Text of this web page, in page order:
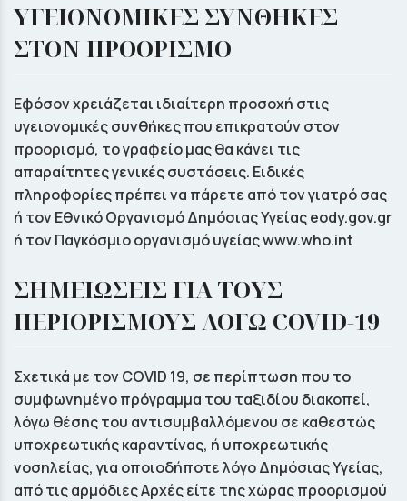
ΥΓΕΙΟΝΟΜΙΚΕΣ ΣΥΝΘΗΚΕΣ
ΣΤΟΝ ΠΡΟΟΡΙΣΜΟ
Εφόσον χρειάζεται ιδιαίτερη προσοχή στις
υγειονομικές συνθήκες που επικρατούν στον
προορισμό, το γραφείο μας θα κάνει τις
απαραίτητες γενικές συστάσεις. Ειδικές
πληροφορίες πρέπει να πάρετε από τον γιατρό σας
ή τον Εθνικό Οργανισμό Δημόσιας Υγείας eody.gov.gr
ή τον Παγκόσμιο οργανισμό υγείας www.who.int
ΣΗΜΕΙΩΣΕΙΣ ΓΙΑ ΤΟYΣ
ΠΕΡΙΟΡΙΣΜΟΥΣ ΛΟΓΩ COVID-19
Σχετικά με τον COVID 19, σε περίπτωση που το
συμφωνημένο πρόγραμμα του ταξιδίου διακοπεί,
λόγω θέσης του αντισυμβαλλόμενου σε καθεστώς
υποχρεωτικής καραντίνας, ή υποχρεωτικής
νοσηλείας, για οποιοδήποτε λόγο Δημόσιας Υγείας,
από τις αρμόδιες Αρχές είτε της χώρας προορισμού